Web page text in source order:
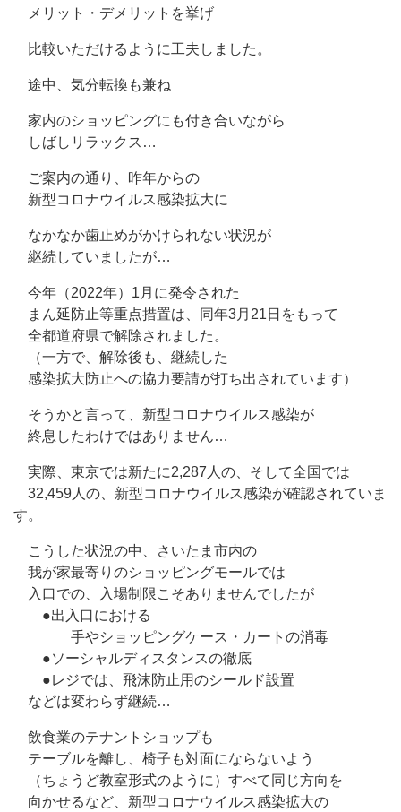
メリット・デメリットを挙げ
比較いただけるように工夫しました。
途中、気分転換も兼ね
家内のショッピングにも付き合いながら
しばしリラックス…
ご案内の通り、昨年からの
新型コロナウイルス感染拡大に
なかなか歯止めがかけられない状況が
継続していましたが…
今年（2022年）1月に発令された
まん延防止等重点措置は、同年3月21日をもって
全都道府県で解除されました。
（一方で、解除後も、継続した
感染拡大防止への協力要請が打ち出されています）
そうかと言って、新型コロナウイルス感染が
終息したわけではありません…
実際、東京では新たに2,287人の、そして全国では
32,459人の、新型コロナウイルス感染が確認されていま
す。
こうした状況の中、さいたま市内の
我が家最寄りのショッピングモールでは
入口での、入場制限こそありませんでしたが
●出入口における
手やショッピングケース・カートの消毒
●ソーシャルディスタンスの徹底
●レジでは、飛沫防止用のシールド設置
などは変わらず継続…
飲食業のテナントショップも
テーブルを離し、椅子も対面にならないよう
（ちょうど教室形式のように）すべて同じ方向を
向かせるなど、新型コロナウイルス感染拡大の